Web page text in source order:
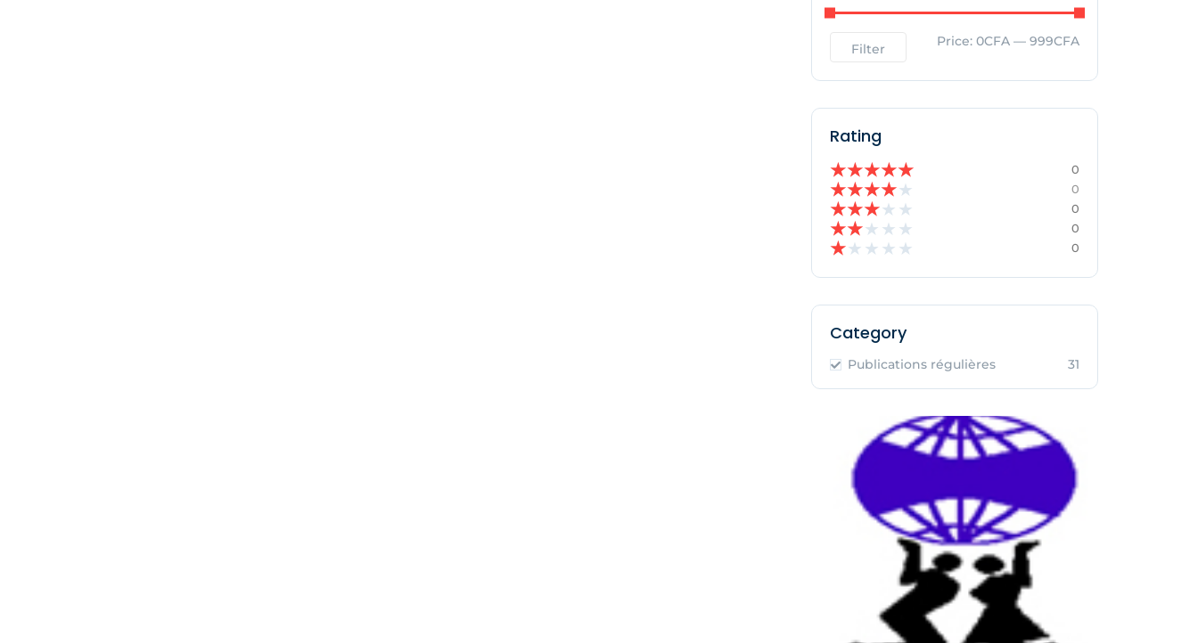
Filter Price: 0CFA — 999CFA
Rating
★★★★★ 0
★★★★★ 0
★★★★ ★ 0
★★★ ★ ★ 0
★★ ★ ★ ★ 0
Category
Publications régulières 31